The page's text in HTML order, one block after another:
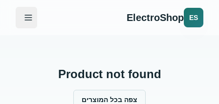
ES
ElectroShop
Product not found
צפה בכל המוצרים